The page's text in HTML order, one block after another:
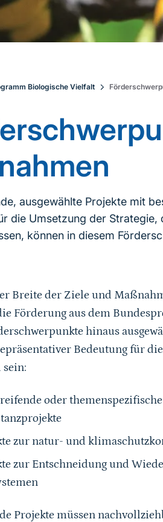
Biologische Vielfalt
ausgewählte Projekte mit
die Umsetzung der
können in diesem
Breite der Ziele und
Förderung aus dem
hinaus
Bedeutung für
sein:
oder
zur natur- und
zur Entschneidung und
Projekte müssen